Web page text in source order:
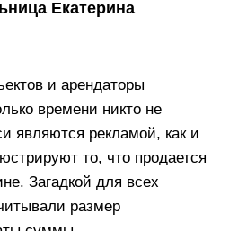
Екатерина
и арендаторы
времени никто не
являются рекламой, как и
то, что продается
Загадкой для всех
размер